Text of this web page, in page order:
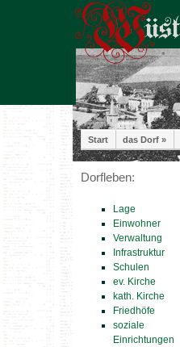
Start das Dorf »
Dorfleben:
Lage
Einwohner
Verwaltung
Infrastruktur
Schulen
ev. Kirche
kath. Kirche
Friedhöfe
soziale
Einrichtungen